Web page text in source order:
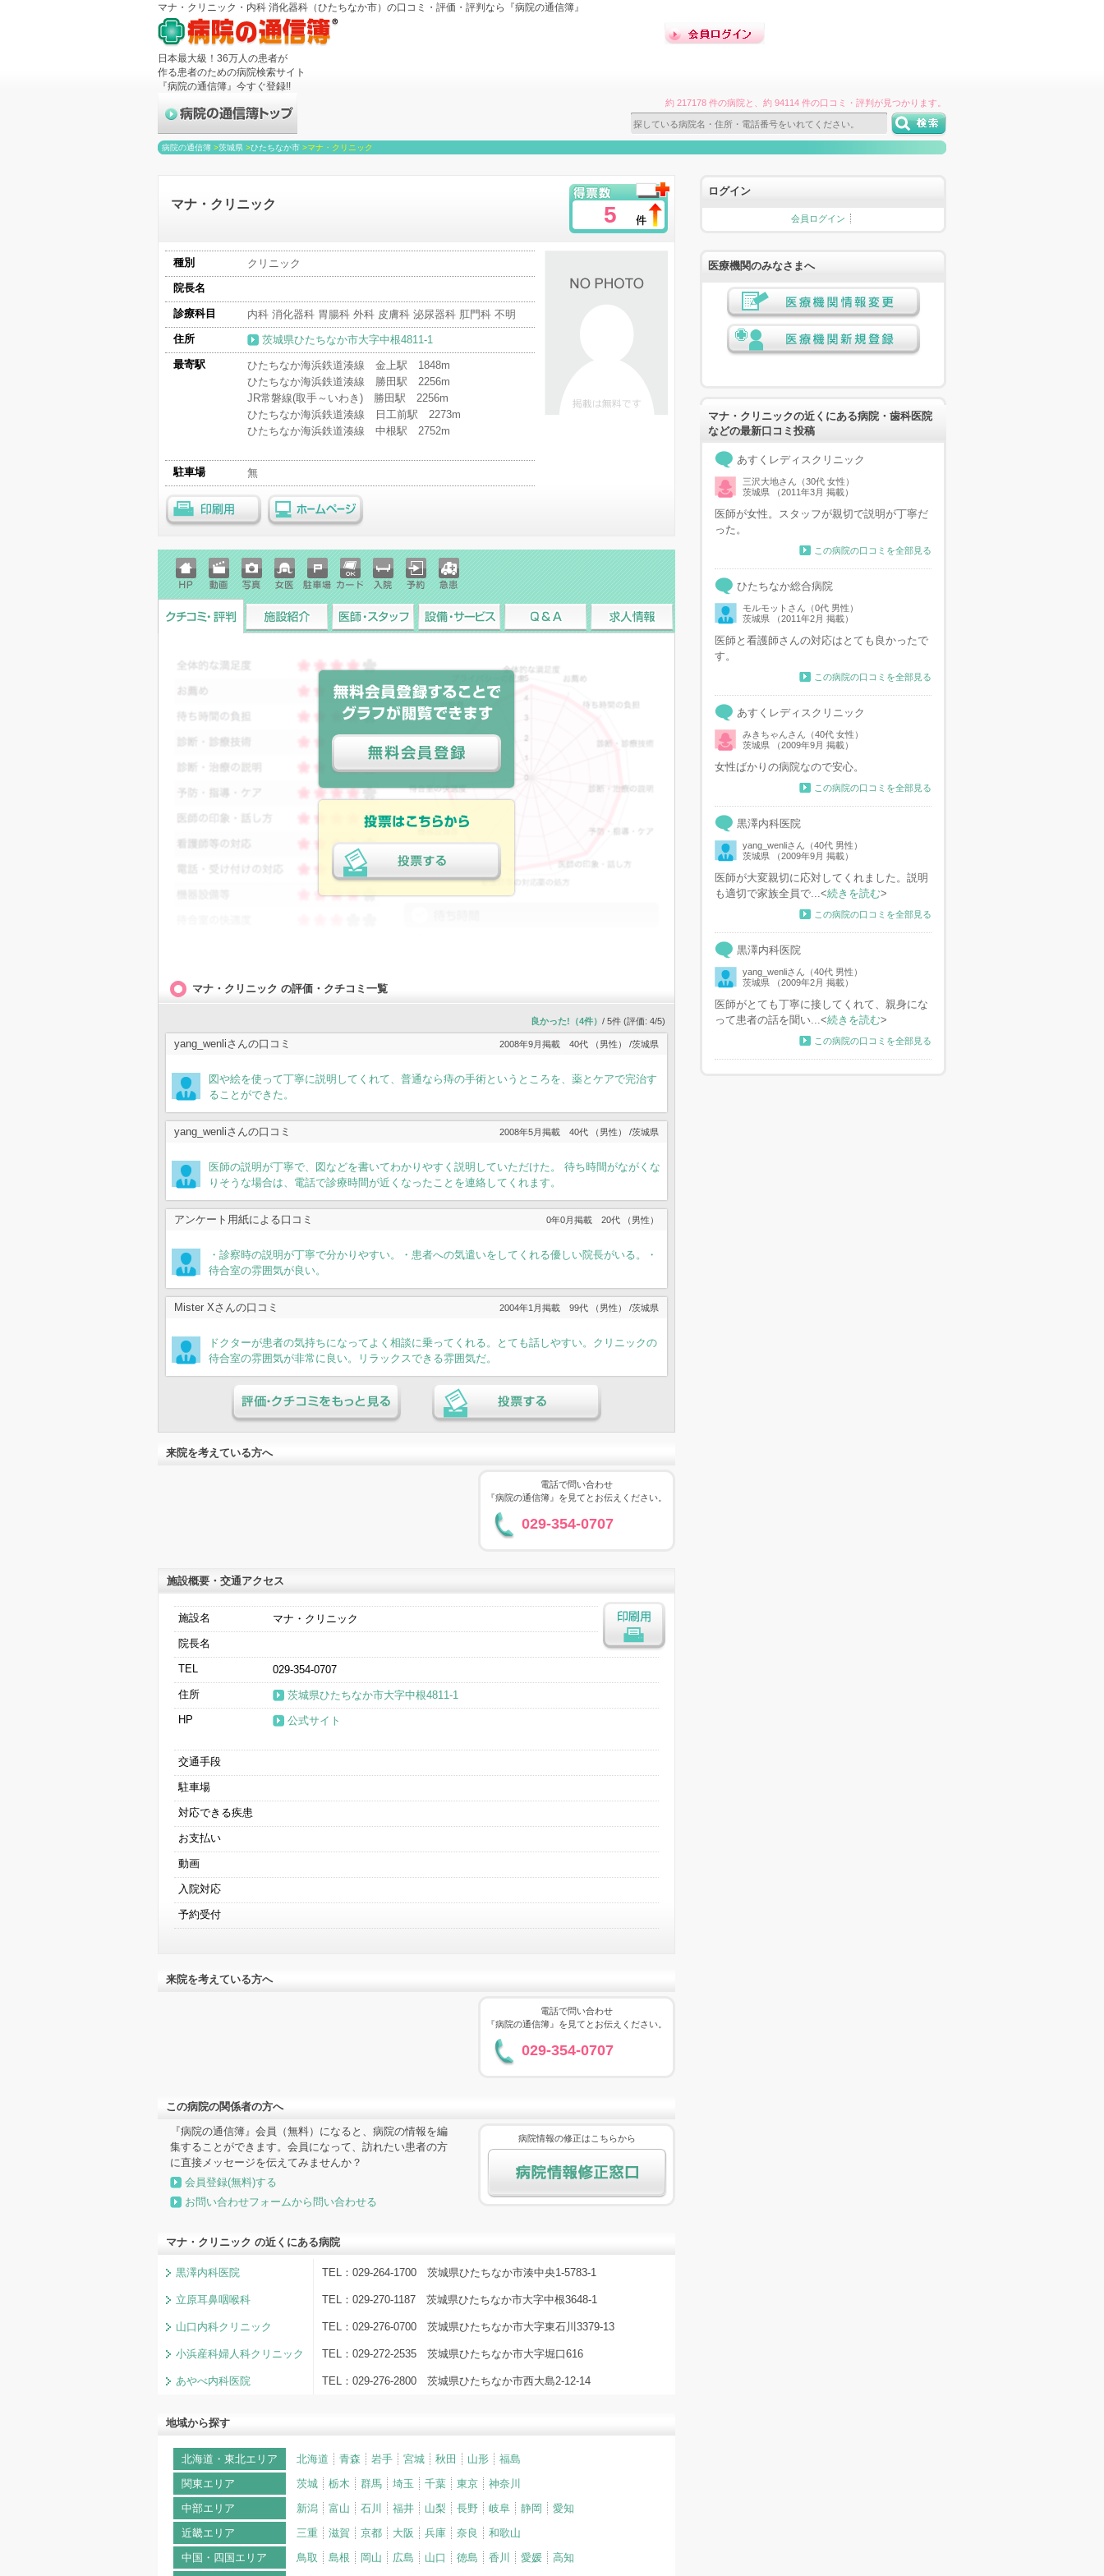
マナ・クリニック・内科 消化器科（ひたちなか市）の口コミ・評価・評判なら『病院の通信簿』
日本最大級！36万人の患者が
作る患者のための病院検索サイト
『病院の通信簿』今すぐ登録!!
約 217178 件の病院と、約 94114 件の口コミ・評判が見つかります。
病院の通信簿 >茨城県 >ひたちなか市 >マナ・クリニック
マナ・クリニック 5
種別
クリニック
院長名
診療科目
内科 消化器科 胃腸科 外科 皮膚科 泌尿器科 肛門科 不明
住所
茨城県ひたちなか市大字中根4811-1
最寄駅
ひたちなか海浜鉄道湊線 金上駅 1848m
ひたちなか海浜鉄道湊線 勝田駅 2256m
JR常磐線(取手～いわき) 勝田駅 2256m
ひたちなか海浜鉄道湊線 日工前駅 2273m
ひたちなか海浜鉄道湊線 中根駅 2752m
駐車場 無
ホーム
ページ
動画 写真 女医 駐車場クレジ
ットカ
ード
入院 予約 急患
マナ・クリニック の評価・クチコミ一覧
良かった!（4件） / 5件 (評価: 4/5)
yang_wenliさんの口コミ 2008年9月掲載 40代 （男性） /茨城県
図や絵を使って丁寧に説明してくれて、普通なら痔の手術というところを、薬とケアで完治す
ることができた。
yang_wenliさんの口コミ 2008年5月掲載 40代 （男性） /茨城県
医師の説明が丁寧で、図などを書いてわかりやすく説明していただけた。 待ち時間がながくな
りそうな場合は、電話で診療時間が近くなったことを連絡してくれます。
アンケート用紙による口コミ 0年0月掲載 20代 （男性）
・診察時の説明が丁寧で分かりやすい。・患者への気遣いをしてくれる優しい院長がいる。・
待合室の雰囲気が良い。
Mister Xさんの口コミ 2004年1月掲載 99代 （男性） /茨城県
ドクターが患者の気持ちになってよく相談に乗ってくれる。とても話しやすい。クリニックの
待合室の雰囲気が非常に良い。リラックスできる雰囲気だ。
評価・クチコミをもっと見る
投票する
来院を考えている方へ
電話で問い合わせ
『病院の通信簿』を見てとお伝えください。
029-354-0707
施設概要・交通アクセス
印刷用
施設名
マナ・クリニック
院長名
TEL
029-354-0707
住所
茨城県ひたちなか市大字中根4811-1
HP
公式サイト
交通手段
駐車場
対応できる疾患
お支払い
動画
入院対応
予約受付
来院を考えている方へ
電話で問い合わせ
『病院の通信簿』を見てとお伝えください。
029-354-0707
この病院の関係者の方へ
『病院の通信簿』会員（無料）になると、病院の情報を編
集することができます。会員になって、訪れたい患者の方
に直接メッセージを伝えてみませんか？
会員登録(無料)する
お問い合わせフォームから問い合わせる
病院情報の修正はこちらから
マナ・クリニック の近くにある病院
黒澤内科医院 TEL：029-264-1700 茨城県ひたちなか市湊中央1-5783-1
立原耳鼻咽喉科 TEL：029-270-1187 茨城県ひたちなか市大字中根3648-1
山口内科クリニック TEL：029-276-0700 茨城県ひたちなか市大字東石川3379-13
小浜産科婦人科クリニック TEL：029-272-2535 茨城県ひたちなか市大字堀口616
あやべ内科医院 TEL：029-276-2800 茨城県ひたちなか市西大島2-12-14
地域から探す
北海道・東北エリア 北海道 青森 岩手 宮城 秋田 山形
福島
関東エリア
茨城 栃木 群馬 埼玉 千葉 東京
神奈川
中部エリア
新潟 富山 石川 福井 山梨 長野 岐阜 静岡
愛知
近畿エリア
三重 滋賀 京都 大阪 兵庫 奈良
和歌山
中国・四国エリア
鳥取 島根 岡山 広島 山口 徳島 香川 愛媛 高知
ログイン
会員ログイン
医療機関のみなさまへ
マナ・クリニックの近くにある病院・歯科医院
などの最新口コミ投稿
あすくレディスクリニック
三沢大地さん（30代 女性）
茨城県 （2011年3月 掲載）
医師が女性。スタッフが親切で説明が丁寧だ
った。
この病院の口コミを全部見る
ひたちなか総合病院
モルモットさん（0代 男性）
茨城県 （2011年2月 掲載）
医師と看護師さんの対応はとても良かったで
す。
この病院の口コミを全部見る
あすくレディスクリニック
みきちゃんさん（40代 女性）
茨城県 （2009年9月 掲載）
女性ばかりの病院なので安心。
この病院の口コミを全部見る
黒澤内科医院
yang_wenliさん（40代 男性）
茨城県 （2009年9月 掲載）
医師が大変親切に応対してくれました。説明
も適切で家族全員で...<続きを読む>
この病院の口コミを全部見る
黒澤内科医院
yang_wenliさん（40代 男性）
茨城県 （2009年2月 掲載）
医師がとても丁寧に接してくれて、親身にな
って患者の話を聞い...<続きを読む>
この病院の口コミを全部見る